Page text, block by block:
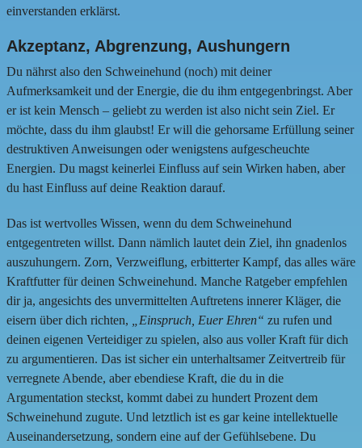
einverstanden erklärst.
Akzeptanz, Abgrenzung, Aushungern
Du nährst also den Schweinehund (noch) mit deiner
Aufmerksamkeit und der Energie, die du ihm entgegenbringst. Aber
er ist kein Mensch – geliebt zu werden ist also nicht sein Ziel. Er
möchte, dass du ihm glaubst! Er will die gehorsame Erfüllung seiner
destruktiven Anweisungen oder wenigstens aufgescheuchte
Energien. Du magst keinerlei Einfluss auf sein Wirken haben, aber
du hast Einfluss auf deine Reaktion darauf.
Das ist wertvolles Wissen, wenn du dem Schweinehund
entgegentreten willst. Dann nämlich lautet dein Ziel, ihn gnadenlos
auszuhungern. Zorn, Verzweiflung, erbitterter Kampf, das alles wäre
Kraftfutter für deinen Schweinehund. Manche Ratgeber empfehlen
dir ja, angesichts des unvermittelten Auftretens innerer Kläger, die
eisern über dich richten,
„Einspruch, Euer Ehren“ zu rufen und
deinen eigenen Verteidiger zu spielen, also aus voller Kraft für dich
zu argumentieren. Das ist sicher ein unterhaltsamer Zeitvertreib für
verregnete Abende, aber ebendiese Kraft, die du in die
Argumentation steckst, kommt dabei zu hundert Prozent dem
Schweinehund zugute. Und letztlich ist es gar keine intellektuelle
Auseinandersetzung, sondern eine auf der Gefühlsebene. Du